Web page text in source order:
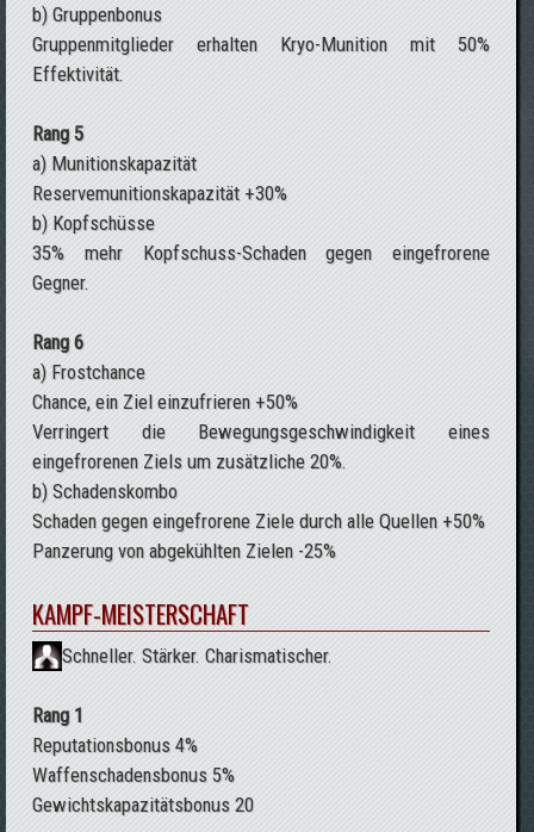
b) Gruppenbonus
Gruppenmitglieder erhalten Kryo-Munition mit 50%
Effektivität.
Rang 5
a) Munitionskapazität
Reservemunitionskapazität +30%
b) Kopfschüsse
35% mehr Kopfschuss-Schaden gegen eingefrorene
Gegner.
Rang 6
a) Frostchance
Chance, ein Ziel einzufrieren +50%
Verringert die Bewegungsgeschwindigkeit eines
eingefrorenen Ziels um zusätzliche 20%.
b) Schadenskombo
Schaden gegen eingefrorene Ziele durch alle Quellen +50%
Panzerung von abgekühlten Zielen -25%
KAMPF-MEISTERSCHAFT
Schneller. Stärker. Charismatischer.
Rang 1
Reputationsbonus 4%
Waffenschadensbonus 5%
Gewichtskapazitätsbonus 20